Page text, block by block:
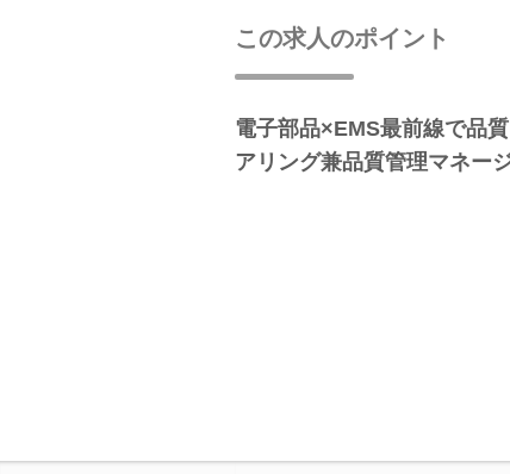
この求人のポイント
電子部品×EMS最前線で品
アリング兼品質管理マネー